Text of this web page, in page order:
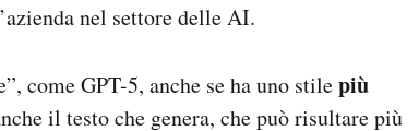
nel settore delle AI.
come GPT-5, anche se ha uno stilepiù
il testo che genera, che può risultare più